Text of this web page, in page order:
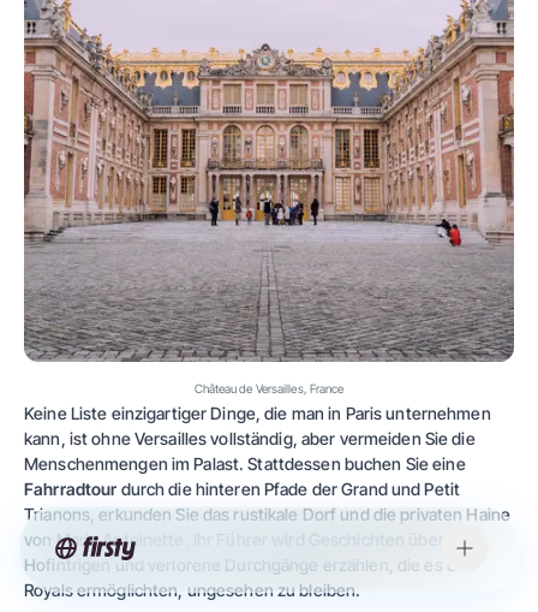
Château de Versailles, France
Keine Liste einzigartiger Dinge, die man in Paris unternehmen
kann, ist ohne Versailles vollständig, aber vermeiden Sie die
Menschenmengen im Palast. Stattdessen buchen Sie eine
Fahrradtour durch die hinteren Pfade der Grand und Petit
Trianons, erkunden Sie das rustikale Dorf und die privaten Haine
von Marie Antoinette. Ihr Führer wird Geschichten über
Hofintrigen und verlorene Durchgänge erzählen, die es den
Royals ermöglichten, ungesehen zu bleiben.